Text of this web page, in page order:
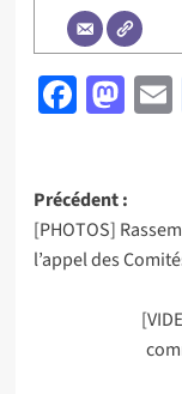
Navigation
d’article
Précédent :
[PHOTOS]
l’appel des